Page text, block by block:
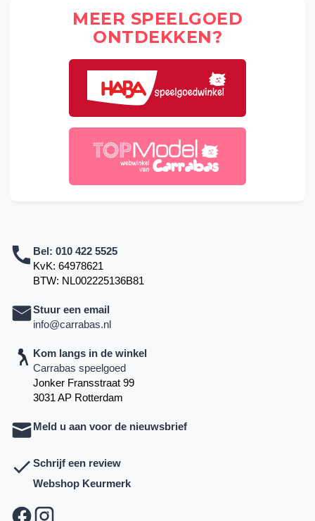
MEER SPEELGOED
ONTDEKKEN?
Bel: 010 422 5525
KvK: 64978621
BTW: NL002225136B81
Stuur een email
info@carrabas.nl
Kom langs in de winkel
Carrabas speelgoed
Jonker Fransstraat 99
3031 AP Rotterdam
Meld u aan voor de nieuwsbrief
Schrijf een review
Webshop Keurmerk